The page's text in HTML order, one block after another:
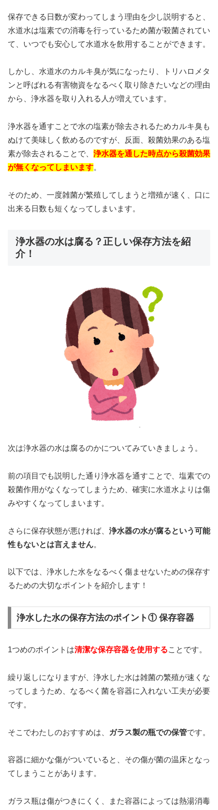
保存できる日数が変わってしまう理由を少し説明すると、
水道水は塩素での消毒を行っているため菌が殺菌されてい
て、いつでも安心して水道水を飲用することができます。
しかし、水道水のカルキ臭が気になったり、トリハロメタ
ンと呼ばれる有害物資をなるべく取り除きたいなどの理由
から、浄水器を取り入れる人が増えています。
浄水器を通すことで水の塩素が除去されるためカルキ臭も
ぬけて美味しく飲めるのですが、反面、殺菌効果のある塩
素が除去されることで、 浄水器を通した時点から殺菌効果
が無くなってしまいます。
そのため、一度雑菌が繁殖してしまうと増殖が速く、口に
出来る日数も短くなってしまいます。
浄水器の水は腐る？正しい保存方法を紹
介！
次は浄水器の水は腐るのかについてみていきましょう。
前の項目でも説明した通り浄水器を通すことで、塩素での
殺菌作用がなくなってしまうため、確実に水道水よりは傷
みやすくなってしまいます。
さらに保存状態が悪ければ、 浄水器の水が腐るという可能
性もないとは言えません。
以下では、浄水した水をなるべく傷ませないための保存す
るための大切なポイントを紹介します！
浄水した水の保存方法のポイント① 保存容器
1つめのポイントは清潔な保存容器を使用することです。
繰り返しになりますが、浄水した水は雑菌の繁殖が速くな
ってしまうため、なるべく菌を容器に入れない工夫が必要
です。
そこでわたしのおすすめは、 ガラス製の瓶での保管です。
容器に細かな傷がついていると、その傷が菌の温床となっ
てしまうことがあります。
ガラス瓶は傷がつきにくく、また容器によっては熱湯消毒